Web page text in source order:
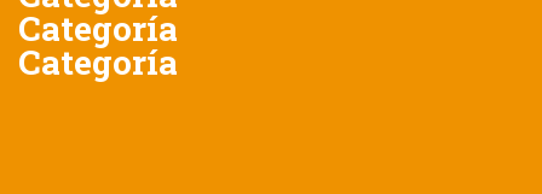
Categoría
Categoría